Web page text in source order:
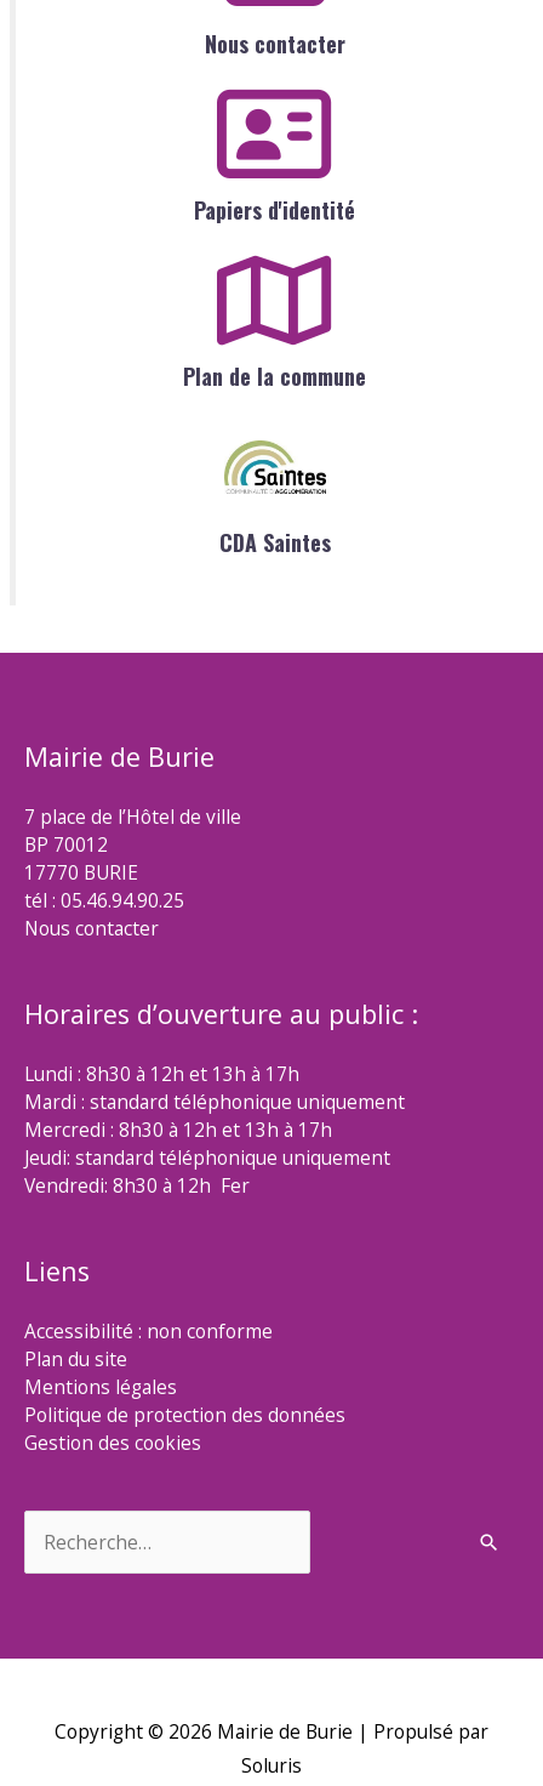
Nous contacter
Papiers d'identité
Plan de la commune
CDA Saintes
Mairie de Burie
7 place de l’Hôtel de ville
BP 70012
17770 BURIE
tél : 05.46.94.90.25
Nous contacter
Horaires d’ouverture au public :
Lundi : 8h30 à 12h et 13h à 17h
Mardi : standard téléphonique uniquement
Mercredi : 8h30 à 12h et 13h à 17h
Jeudi: standard téléphonique uniquement
Vendredi: 8h30 à 12h Fer
Liens
Accessibilité : non conforme
Plan du site
Mentions légales
Politique de protection des données
Gestion des cookies
Copyright © 2026 Mairie de Burie | Propulsé par
Soluris